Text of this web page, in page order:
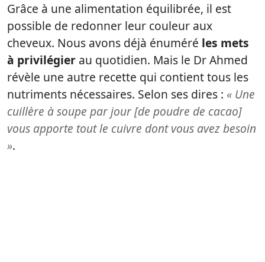
Grâce à une alimentation équilibrée, il est
possible de redonner leur couleur aux
cheveux. Nous avons déjà énuméré les mets
à privilégier au quotidien. Mais le Dr Ahmed
révèle une autre recette qui contient tous les
nutriments nécessaires. Selon ses dires : « Une
cuillère à soupe par jour [de poudre de cacao]
vous apporte tout le cuivre dont vous avez besoin
».